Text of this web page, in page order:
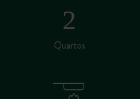
Quartos